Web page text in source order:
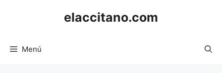
elaccitano.com
Menú